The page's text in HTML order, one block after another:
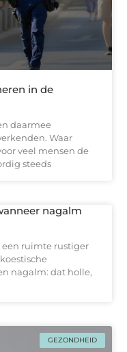
in de
daarmee
Waar
veel mensen de
steeds
nagalm
een ruimte rustiger
nagalm: dat holle,
GEZONDHEID